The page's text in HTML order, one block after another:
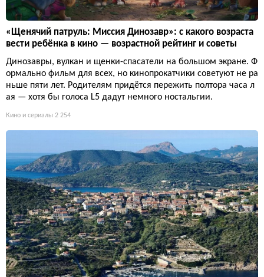
«Щенячий патруль: Миссия Динозавр»: с какого возраста
вести ребёнка в кино — возрастной рейтинг и советы
Динозавры, вулкан и щенки-спасатели на большом экране. Ф
ормально фильм для всех, но кинопрокатчики советуют не ра
ньше пяти лет. Родителям придётся пережить полтора часа л
ая — хотя бы голоса L5 дадут немного ностальгии.
Кино и сериалы 2 254